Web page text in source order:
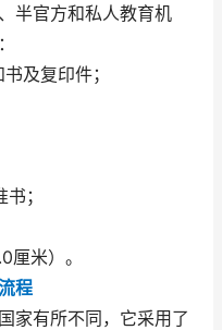
官方和私人教育机
及复印件；
；
米）。
程
有所不同，它采用了